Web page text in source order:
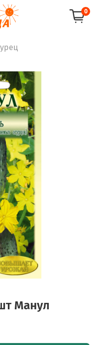
0
Манул